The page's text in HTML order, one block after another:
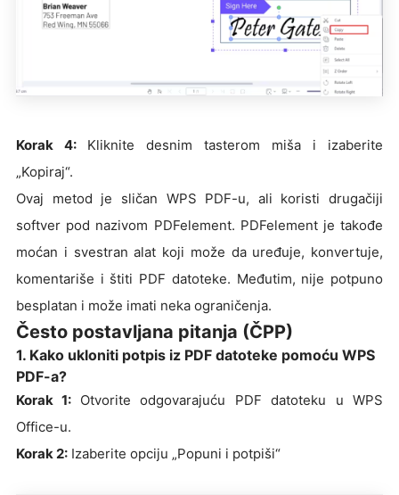
Korak 4: Kliknite desnim tasterom miša i izaberite
„Kopiraj“.
Ovaj metod je sličan WPS PDF-u, ali koristi drugačiji
softver pod nazivom PDFelement. PDFelement je takođe
moćan i svestran alat koji može da uređuje, konvertuje,
komentariše i štiti PDF datoteke. Međutim, nije potpuno
besplatan i može imati neka ograničenja.
Često postavljana pitanja (ČPP)
1. Kako ukloniti potpis iz PDF datoteke pomoću WPS
PDF-a?
Korak 1: Otvorite odgovarajuću PDF datoteku u WPS
Office-u.
Korak 2: Izaberite opciju „Popuni i potpiši“